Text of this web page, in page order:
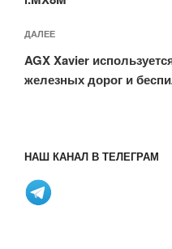
Следующая
запись
ДАЛЕЕ
AGX Xavier
железных дорог и
НАШ КАНАЛ В ТЕЛЕГРАМ